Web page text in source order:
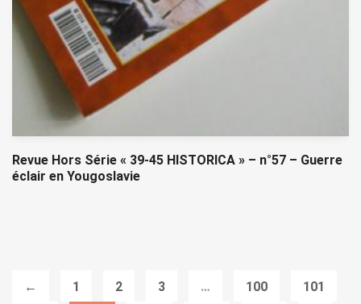
Revue Hors Série « 39-45 HISTORICA » – n°57 – Guerre
éclair en Yougoslavie
← 1 2 3 … 100 101